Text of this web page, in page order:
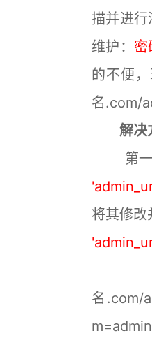
描并进行
维护： 密
的不便
名.com/
解决方
第一步
将其修改
此后
名.com/